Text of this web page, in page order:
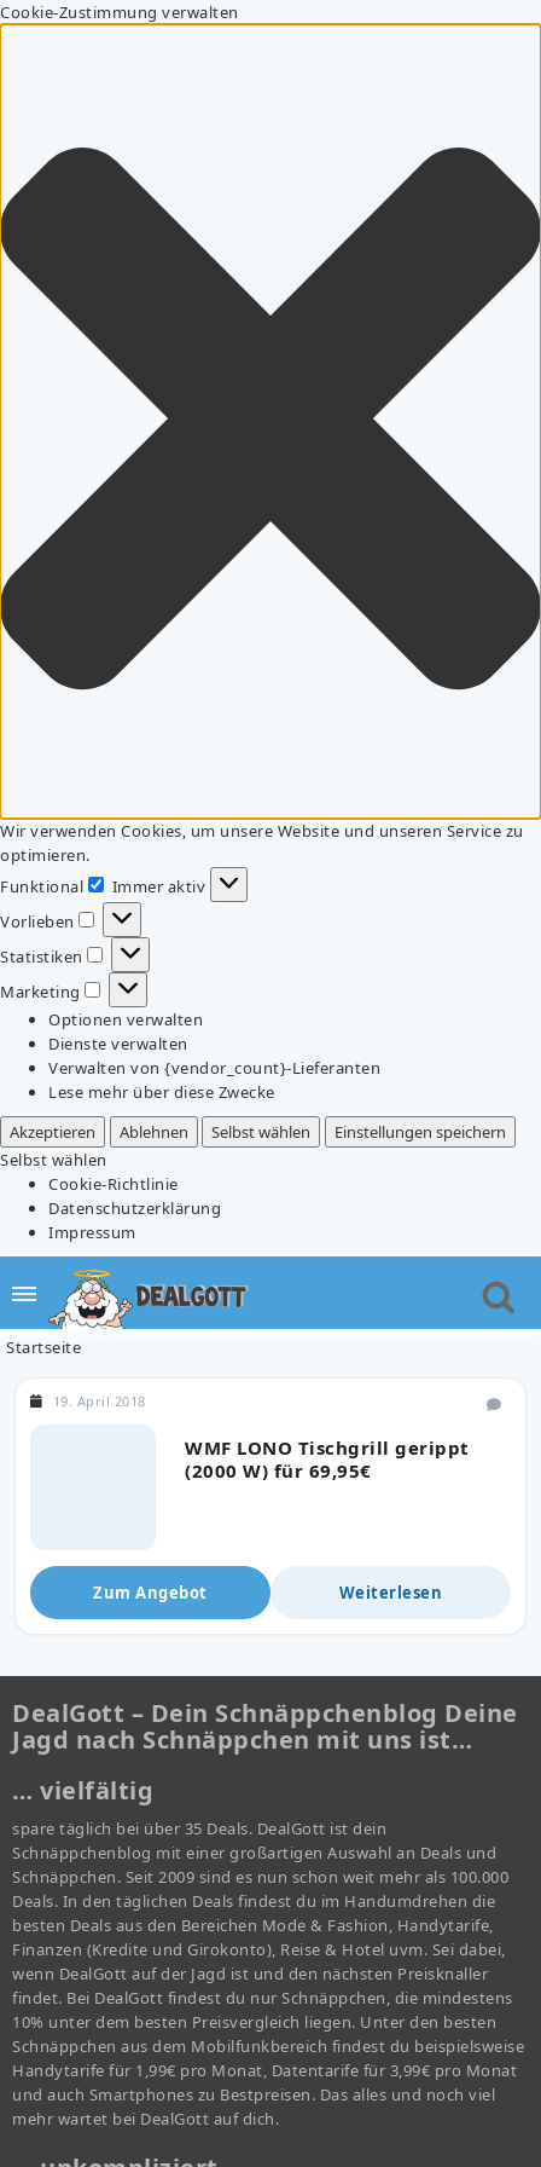
Cookie-Zustimmung verwalten
Wir verwenden Cookies, um unsere Website und unseren Service zu
optimieren.
Funktional
Funktional
Immer aktiv
Vorlieben
Vorlieben
Statistiken
Statistiken
Marketing
Marketing
Optionen verwalten
Dienste verwalten
Verwalten von {vendor_count}-Lieferanten
Lese mehr über diese Zwecke
Akzeptieren
Ablehnen Selbst wählen
Einstellungen speichern
Selbst wählen
Cookie-Richtlinie
Datenschutzerklärung
Impressum
Startseite
WMF LONO Tischgrill gerippt
(2000 W) für 69,95€
19. April 2018
Zum Angebot Weiterlesen
DealGott – Dein Schnäppchenblog Deine
Jagd nach Schnäppchen mit uns ist…
… vielfältig
spare täglich bei über 35 Deals. DealGott ist dein
Schnäppchenblog mit einer großartigen Auswahl an Deals und
Schnäppchen. Seit 2009 sind es nun schon weit mehr als 100.000
Deals. In den täglichen Deals findest du im Handumdrehen die
besten Deals aus den Bereichen Mode & Fashion, Handytarife,
Finanzen (Kredite und Girokonto), Reise & Hotel uvm. Sei dabei,
wenn DealGott auf der Jagd ist und den nächsten Preisknaller
findet. Bei DealGott findest du nur Schnäppchen, die mindestens
10% unter dem besten Preisvergleich liegen. Unter den besten
Schnäppchen aus dem Mobilfunkbereich findest du beispielsweise
Handytarife für 1,99€ pro Monat, Datentarife für 3,99€ pro Monat
und auch Smartphones zu Bestpreisen. Das alles und noch viel
mehr wartet bei DealGott auf dich.